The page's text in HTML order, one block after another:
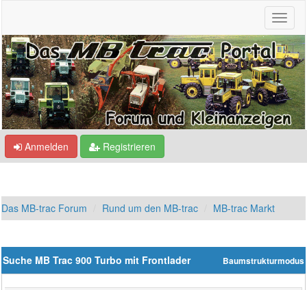
Anmelden Registrieren
Das MB-trac Forum Rund um den MB-trac MB-trac Markt
Baumstrukturmodus
Suche MB Trac 900 Turbo mit Frontlader